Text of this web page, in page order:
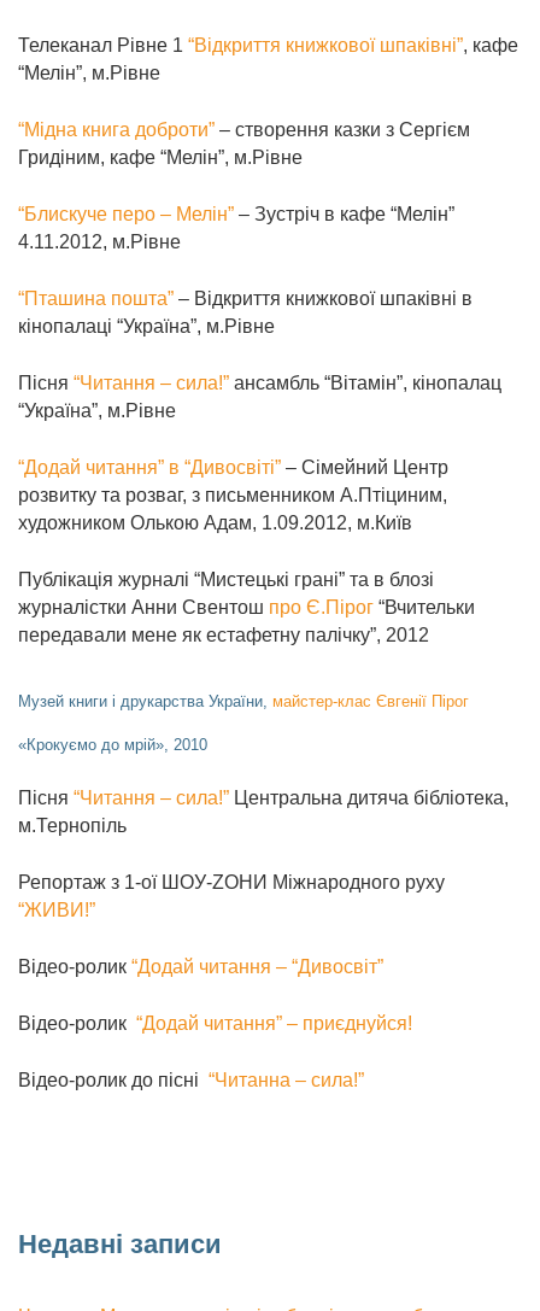
Телеканал Рівне 1 “Відкриття книжкової шпаківні”, кафе
“Мелін”, м.Рівне
“Мідна книга доброти” – створення казки з Сергієм
Гридіним, кафе “Мелін”, м.Рівне
“Блискуче перо – Мелін” – Зустріч в кафе “Мелін”
4.11.2012, м.Рівне
“Пташина пошта” – Відкриття книжкової шпаківні в
кінопалаці “Україна”, м.Рівне
Пісня “Читання – сила!” ансамбль “Вітамін”, кінопалац
“Україна”, м.Рівне
“Додай читання” в “Дивосвіті” – Сімейний Центр
розвитку та розваг, з письменником А.Птіциним,
художником Олькою Адам, 1.09.2012, м.Київ
Публікація журналі “Мистецькі грані” та в блозі
журналістки Анни Свентош про Є.Пірог “Вчительки
передавали мене як естафетну палічку”, 2012
Музей книги і друкарства України, майстер-клас Євгенії Пірог
«Крокуємо до мрій», 2010
Пісня “Читання – сила!” Центральна дитяча бібліотека,
м.Тернопіль
Репортаж з 1-ої ШОУ-ZOНИ Міжнародного руху
“ЖИВИ!”
Відео-ролик “Додай читання – “Дивосвіт”
Відео-ролик “Додай читання” – приєднуйся!
Відео-ролик до пісні “Читанна – сила!”
Недавні записи